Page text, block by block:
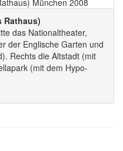
Rathaus)
das Nationaltheater,
der Englische Garten und
Rechts die Altstadt (mit
(mit dem Hypo-